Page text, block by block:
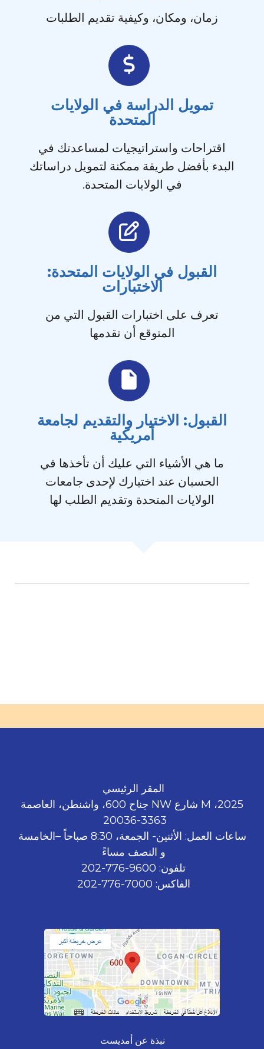
زمان، ومكان، وكيفية تقديم الطلبات
تمويل الدراسة في الولايات
المتحدة
اقتراحات واستراتيجيات لمساعدتك في
البدء بأفضل طريقة ممكنة لتمويل دراساتك
في الولايات المتحدة.
القبول في الولايات المتحدة:
الاختبارات
تعرف على اختبارات القبول التي من
المتوقع أن تقدمها
القبول: الاختيار والتقديم لجامعة
أمريكية
ما هي الأشياء التي عليك أن تأخذها في
الحسبان عند اختيارك لإحدى جامعات
الولايات المتحدة وتقديم الطلب لها
المقر الرئيسي
2025، M شارع NW جناح 600، واشنطن، العاصمة
3363-20036
ساعات العمل: الأثنين- الجمعة، 8:30 صباحاً –الخامسة
و النصف مساءً
تلفون: 9600-776-202
الفاكس: 7000-776-202
نبذة عن أمديست